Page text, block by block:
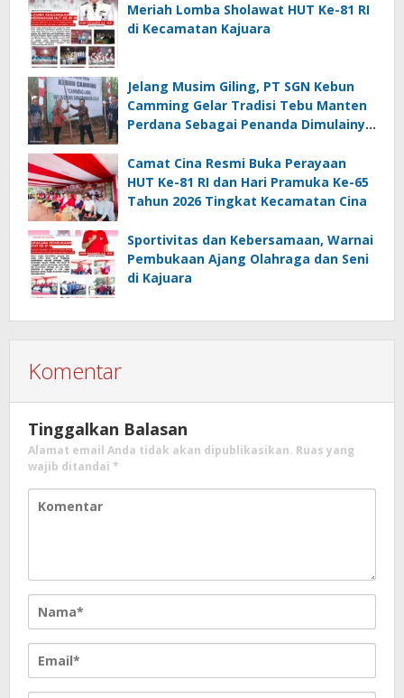
Meriah Lomba Sholawat HUT Ke-81 RI
di Kecamatan Kajuara
Jelang Musim Giling, PT SGN Kebun
Camming Gelar Tradisi Tebu Manten
Perdana Sebagai Penanda Dimulainya
Camat Cina Resmi Buka Perayaan
HUT Ke-81 RI dan Hari Pramuka Ke-65
Tahun 2026 Tingkat Kecamatan Cina
Sportivitas dan Kebersamaan, Warnai
Pembukaan Ajang Olahraga dan Seni
di Kajuara
Komentar
Tinggalkan Balasan
Alamat email Anda tidak akan dipublikasikan. Ruas yang
wajib ditandai *